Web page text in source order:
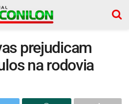
prejudicam
na rodovia